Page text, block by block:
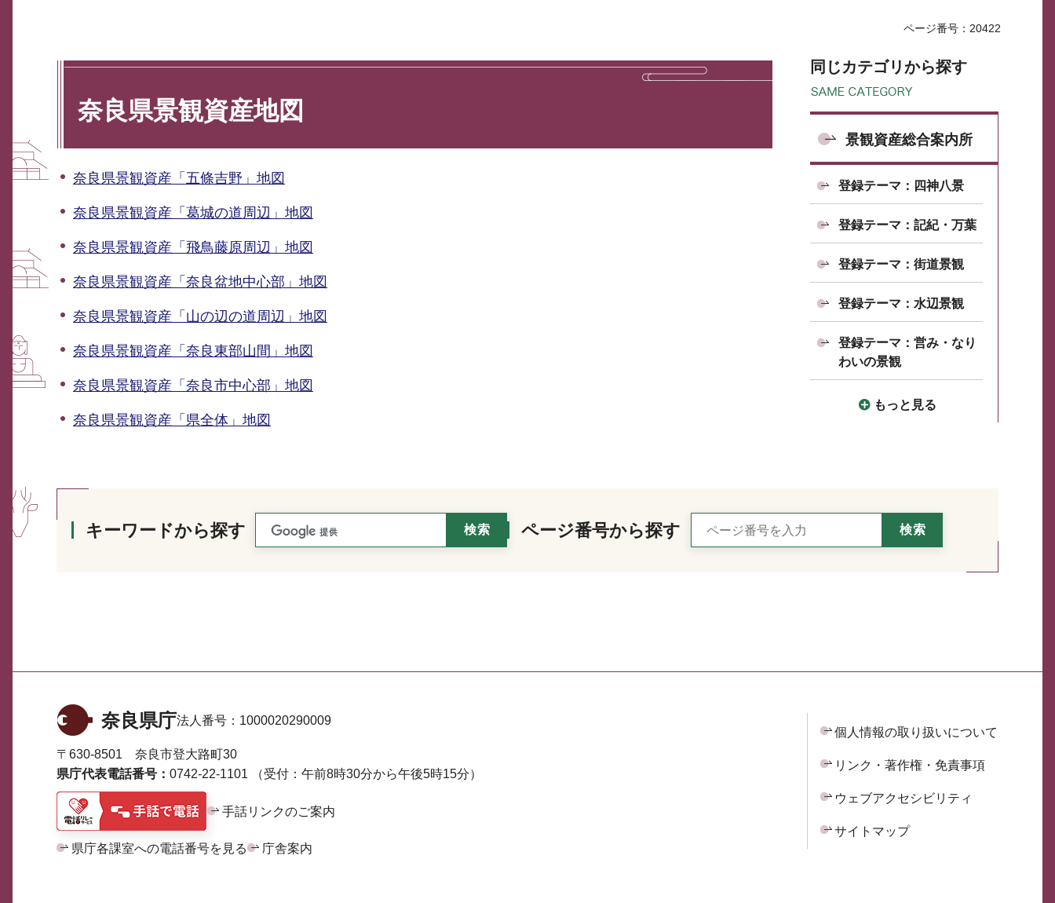
ページ番号：20422
奈良県景観資産地図
奈良県景観資産「五條吉野」地図
奈良県景観資産「葛城の道周辺」地図
奈良県景観資産「飛鳥藤原周辺」地図
奈良県景観資産「奈良盆地中心部」地図
奈良県景観資産「山の辺の道周辺」地図
奈良県景観資産「奈良東部山間」地図
奈良県景観資産「奈良市中心部」地図
奈良県景観資産「県全体」地図
同じカテゴリから探す
景観資産総合案内所
登録テーマ：四神八景
登録テーマ：記紀・万葉
登録テーマ：街道景観
登録テーマ：水辺景観
登録テーマ：営み・なり
わいの景観
もっと見る
キーワードから探す ページ番号から探す
奈良県庁法人番号： 1000020290009
〒630-8501 奈良市登大路町30
県庁代表電話番号： 0742-22-1101 （受付：午前8時30分から午後5時15分）
手話リンクのご案内
県庁各課室への電話番号を見る 庁舎案内
個人情報の取り扱いについて
リンク・著作権・免責事項
ウェブアクセシビリティ
サイトマップ